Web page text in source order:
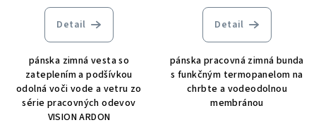
Detail
pánska zimná vesta so
zateplením a podšívkou
odolná voči vode a vetru zo
série pracovných odevov
VISION ARDON
Detail
pánska pracovná zimná bunda
s funkčným termopanelom na
chrbte a vodeodolnou
membránou